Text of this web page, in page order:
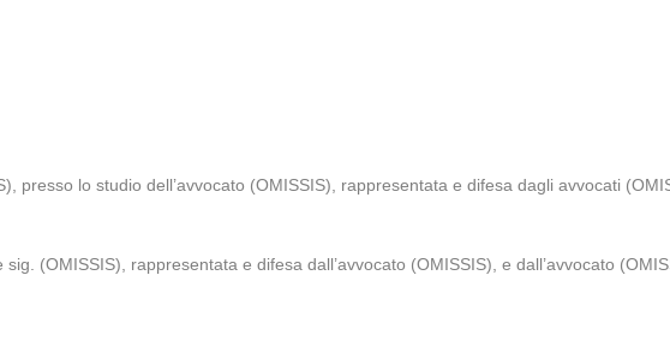
presso lo studio dell’avvocato (OMISSIS), rappresentata e difesa dagli avvocati
(OMISSIS), rappresentata e difesa dall’avvocato (OMISSIS), e dall’avvocato